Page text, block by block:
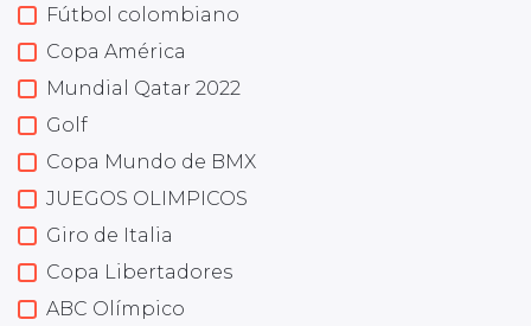
Fútbol colombiano
Copa América
Mundial Qatar 2022
Golf
Copa Mundo de BMX
JUEGOS OLIMPICOS
Giro de Italia
Copa Libertadores
ABC Olímpico